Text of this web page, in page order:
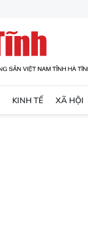
KINH TẾ XÃ HỘI